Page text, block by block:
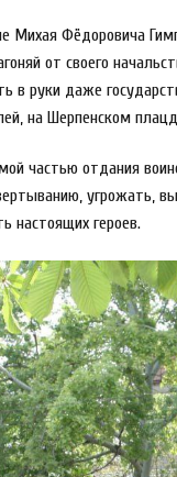
Фёдоровича
от своего
в руки даже
на Шерпенском
частью отдания
настоящих героев.